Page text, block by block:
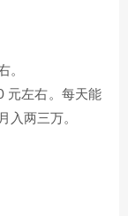
。
元左右。每天能
入两三万。